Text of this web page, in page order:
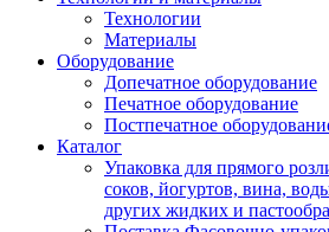
Технологии
Материалы
Оборудование
Допечатное оборудование
Печатное оборудование
Постпечатное
Каталог
Упаковка для прямого
соков, йогуртов, вина,
других жидких и